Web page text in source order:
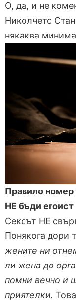
О, да, и не
Николчето
някаква
Правило номер
НЕ бъди егоист
Сексът НЕ
Понякога дори
жените ни
ли жена до
помни вечно и
приятелки.